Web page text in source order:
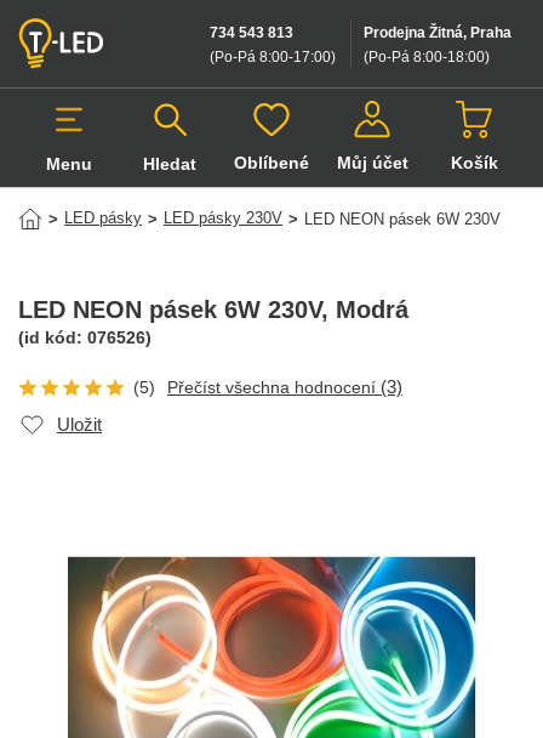
Prodejna Žitná, Praha
(Po-Pá 8:00-18:00)
734 543 813
(Po-Pá 8:00-17:00)
Menu Hledat
Hledat v produktech
Oblíbené Můj účet Košík
> LED pásky > LED pásky 230V > LED NEON pásek 6W 230V
LED NEON pásek 6W 230V, Modrá
(id kód: 076526)
(5) Přečíst všechna hodnocení (3)
Uložit